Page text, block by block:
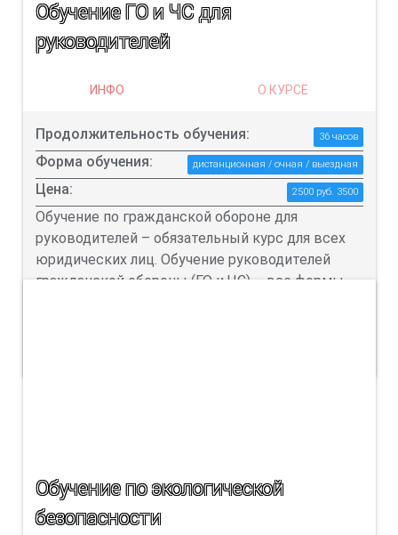
Обучение ГО и ЧС для
руководителей
ИНФО О КУРСЕ
Продолжительность обучения: 36 часов
Форма обучения: дистанционная / очная / выездная
Цена: 2500 руб. 3500
Обучение по гражданской обороне для
руководителей – обязательный курс для всех
юридических лиц. Обучение руководителей
гражданской обороны (ГО и ЧС) – все формы
Обучение по экологической
безопасности